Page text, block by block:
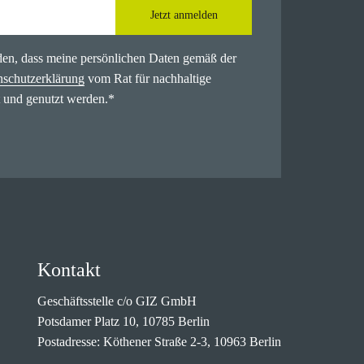
Jetzt anmelden
dass meine persönlichen Daten gemäß der
vom Rat für nachhaltige
genutzt werden.*
Kontakt
Geschäftsstelle c/o GIZ GmbH
Potsdamer Platz 10, 10785 Berlin
Postadresse: Köthener Straße 2-3, 10963 Berlin